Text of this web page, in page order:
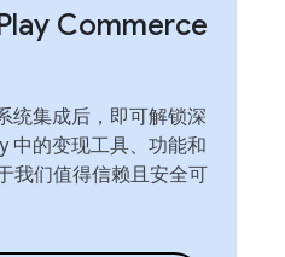
Commerce
统集成后，即可解锁深
中的变现工具、功能和
我们值得信赖且安全可